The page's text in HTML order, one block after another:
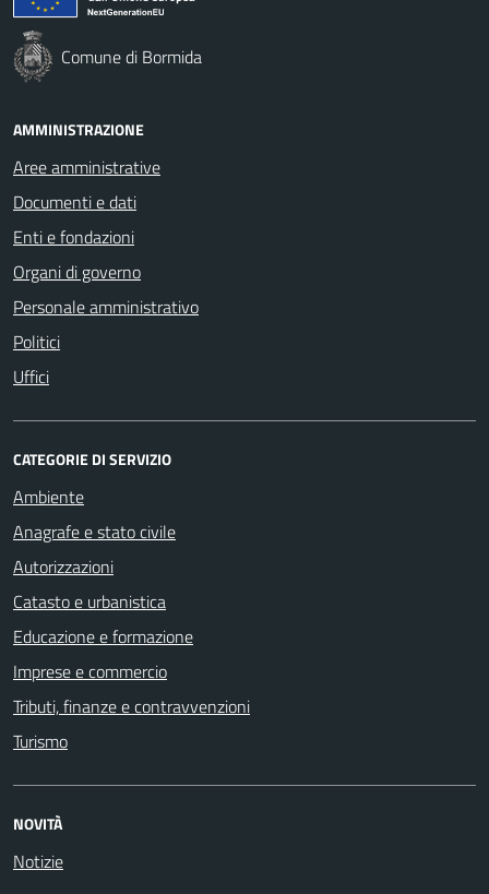
Comune di Bormida
AMMINISTRAZIONE
Aree amministrative
Documenti e dati
Enti e fondazioni
Organi di governo
Personale amministrativo
Politici
Uffici
CATEGORIE DI SERVIZIO
Ambiente
Anagrafe e stato civile
Autorizzazioni
Catasto e urbanistica
Educazione e formazione
Imprese e commercio
Tributi, finanze e contravvenzioni
Turismo
NOVITÀ
Notizie